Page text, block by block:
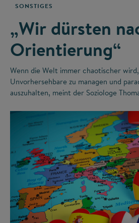
SONSTIGES
„Wir dürsten
Orientierung“
Wenn die Welt immer chaotischer
Unvorhersehbare zu managen und
auszuhalten, meint der Soziologe